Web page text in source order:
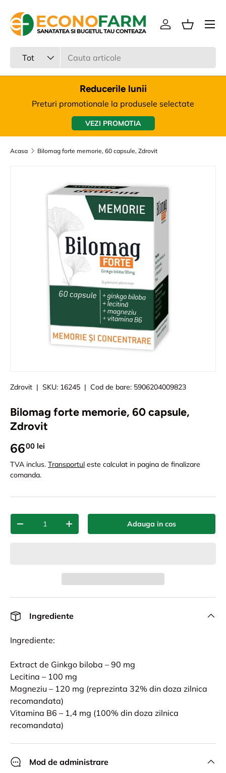
Sari la continut
Tot
Intra in cont
Cos
Meniu
Reducerile lunii
Preturi promotionale la produsele selectate
VEZI PROMOTIA
Acasa Bilomag forte memorie, 60 capsule, Zdrovit
Zdrovit | SKU: 16245 | Cod de bare: 5906204009823
Bilomag forte memorie, 60 capsule,
Zdrovit
6600 lei
TVA inclus. Transportul este calculat in pagina de finalizare
comanda.
Cant.
-
+ Adauga in cos
Ingrediente
Ingrediente:
Extract de Ginkgo biloba – 90 mg
Lecitina – 100 mg
Magneziu – 120 mg (reprezinta 32% din doza zilnica
recomandata)
Vitamina B6 – 1,4 mg (100% din doza zilnica
recomandata)
Mod de administrare